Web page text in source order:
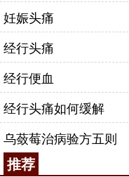
妊娠头痛
经行头痛
经行便血
经行头痛如何缓解
乌蔹莓治病验方五则
推荐